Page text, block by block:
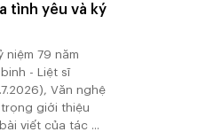
tình yêu và ký
niệm 79 năm
- Liệt sĩ
Văn nghệ
giới thiệu
viết của tác ...